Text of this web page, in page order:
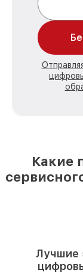
Какие
Лучшие